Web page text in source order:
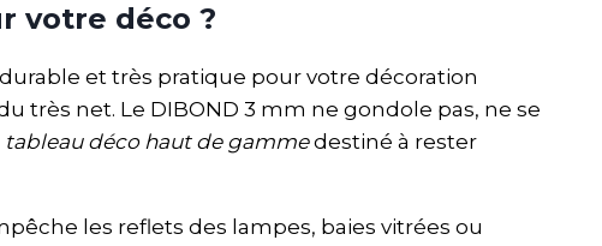
votre déco ?
et très pratique pour votre décoration
très net. Le DIBOND 3 mm ne gondole pas, ne se
tableau déco haut de gammedestiné à rester
les reflets des lampes, baies vitrées ou